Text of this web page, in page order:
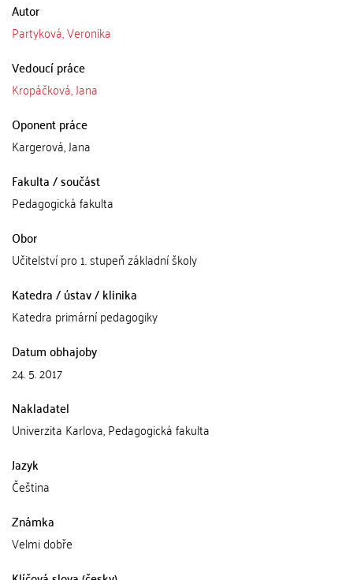
Autor
Partyková, Veronika
Vedoucí práce
Kropáčková, Jana
Oponent práce
Kargerová, Jana
Fakulta / součást
Pedagogická fakulta
Obor
Učitelství pro 1. stupeň základní školy
Katedra / ústav / klinika
Katedra primární pedagogiky
Datum obhajoby
24. 5. 2017
Nakladatel
Univerzita Karlova, Pedagogická fakulta
Jazyk
Čeština
Známka
Velmi dobře